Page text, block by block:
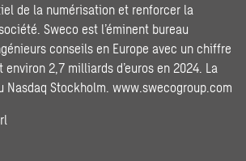
de la numérisation et renforcer la
Sweco est l’éminent bureau
conseils en Europe avec un chiffre
2,7 milliards d’euros en 2024. La
Stockholm. www.swecogroup.com